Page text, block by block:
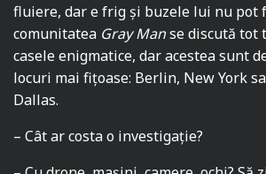
fluiere, dar e frig și buzele lui nu pot
comunitatea Gray Manse discută tot
casele enigmatice, dar acestea sunt
locuri mai fițoase: Berlin, New York
Dallas.
– Cât ar costa o investigație?